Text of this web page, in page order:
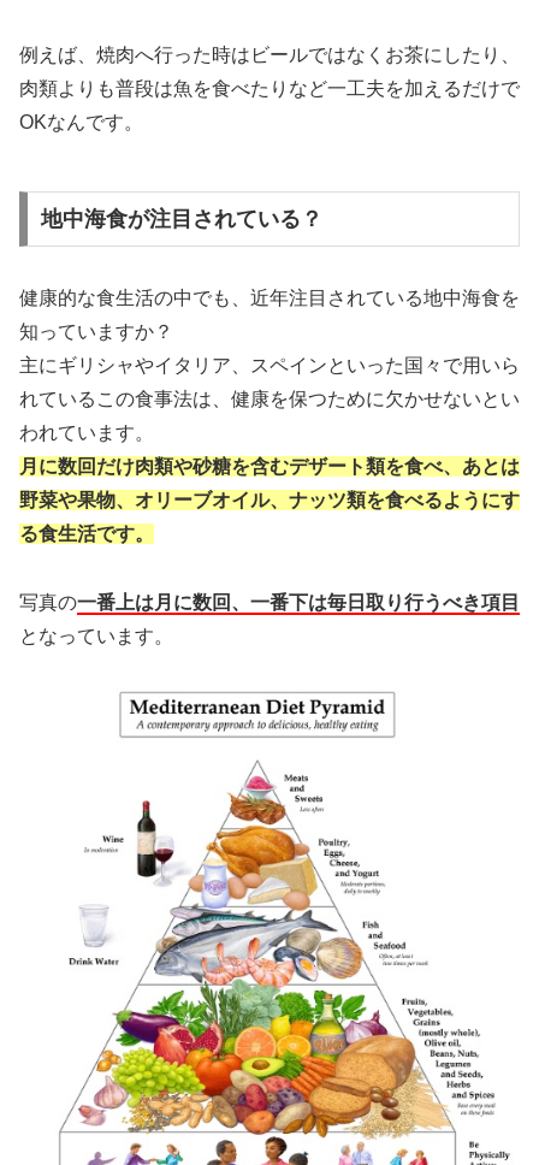
例えば、焼肉へ行った時はビールではなくお茶にしたり、
肉類よりも普段は魚を食べたりなど一工夫を加えるだけで
OKなんです。
地中海食が注目されている？
健康的な食生活の中でも、近年注目されている地中海食を
知っていますか？
主にギリシャやイタリア、スペインといった国々で用いら
れているこの食事法は、健康を保つために欠かせないとい
われています。
月に数回だけ肉類や砂糖を含むデザート類を食べ、あとは
野菜や果物、オリーブオイル、ナッツ類を食べるようにす
る食生活です。
写真の一番上は月に数回、一番下は毎日取り行うべき項目
となっています。